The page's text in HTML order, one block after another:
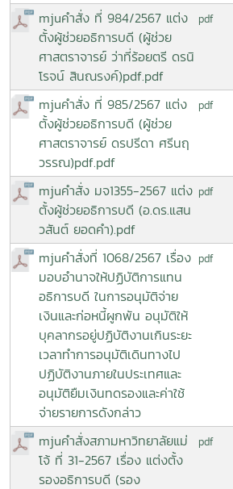
mjuคำสั่ง ที่ 984/2567 แต่ง
ตั้งผู้ช่วยอธิการบดี (ผู้ช่วย
ศาสตราจารย์ ว่าที่ร้อยตรี ดรนิ
โรจน์ สินณรงค์)pdf.pdf
pdf
mjuคำสั่ง ที่ 985/2567 แต่ง
ตั้งผู้ช่วยอธิการบดี (ผู้ช่วย
ศาสตราจารย์ ดรปรีดา ศรีนฤ
วรรณ)pdf.pdf
pdf
mjuคำสั่ง มจ1355-2567 แต่ง
ตั้งผู้ช่วยอธิการบดี (อ.ดร.แสน
วสันต์ ยอดคำ).pdf
pdf
mjuคำสั่งที่ 1068/2567 เรื่อง
มอบอำนาจให้ปฏิบัติการแทน
อธิการบดี ในการอนุมัติจ่าย
เงินและก่อหนี้ผูกพัน อนุมัติให้
บุคลากรอยู่ปฏิบัติงานเกินระยะ
เวลาทำการอนุมัติเดินทางไป
ปฏิบัติงานภายในประเทศและ
อนุมัติยืมเงินทดรองและค่าใช้
จ่ายรายการดังกล่าว
pdf
mjuคำสั่งสภามหาวิทยาลัยแม่
โจ้ ที่ 31-2567 เรื่อง แต่งตั้ง
รองอธิการบดี (รอง
pdf